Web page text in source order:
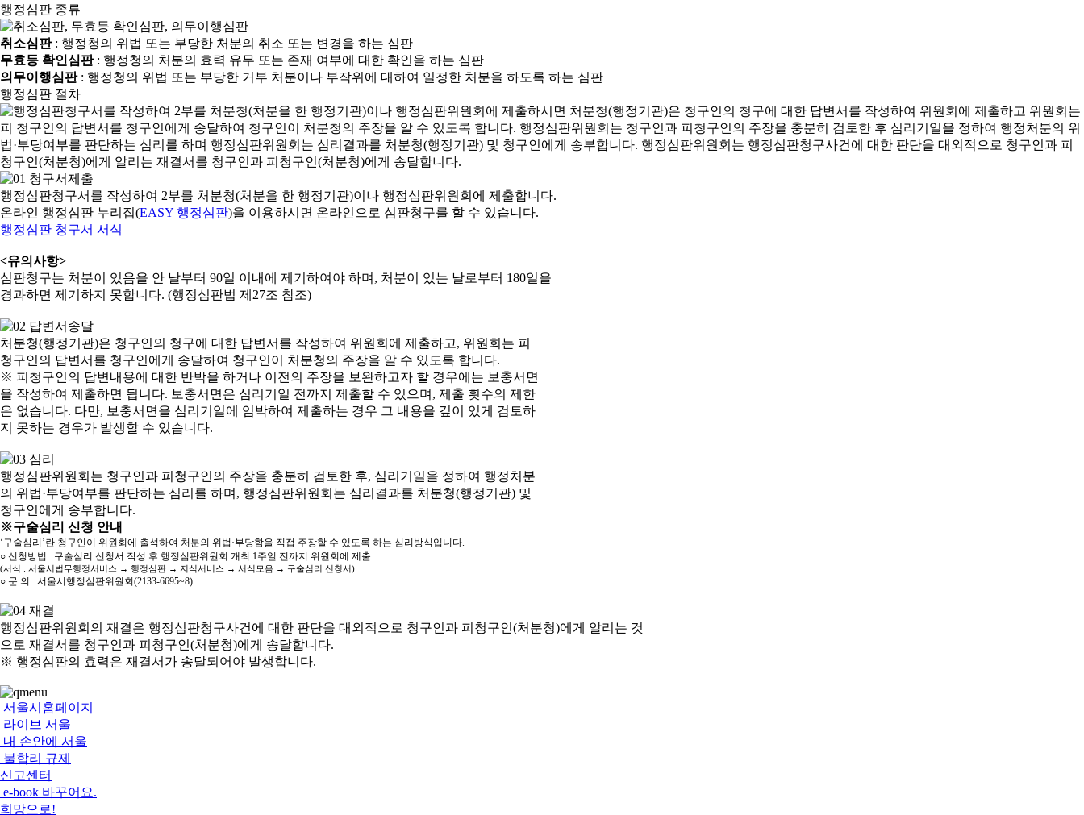
행정심판 종류
취소심판: 행정청의 위법 또는 부당한 처분의 취소 또는 변경을 하는 심판
무효등 확인심판: 행정청의 처분의 효력 유무 또는 존재 여부에 대한 확인을 하는 심판
의무이행심판: 행정청의 위법 또는 부당한 거부 처분이나 부작위에 대하여 일정한 처분을 하도록 하는 심판
행정심판 절차
행정심판청구서를 작성하여 2부를 처분청(처분을 한 행정기관)이나 행정심판위원회에 제출합니다.
온라인 행정심판 누리집(EASY 행정심판)을 이용하시면 온라인으로 심판청구를 할 수 있습니다.
행정심판 청구서 서식
<유의사항>
심판청구는 처분이 있음을 안 날부터 90일 이내에 제기하여야 하며, 처분이 있는 날로부터 180일을
경과하면 제기하지 못합니다. (행정심판법 제27조 참조)
처분청(행정기관)은 청구인의 청구에 대한 답변서를 작성하여 위원회에 제출하고, 위원회는 피
청구인의 답변서를 청구인에게 송달하여 청구인이 처분청의 주장을 알 수 있도록 합니다.
※ 피청구인의 답변내용에 대한 반박을 하거나 이전의 주장을 보완하고자 할 경우에는 보충서면
을 작성하여 제출하면 됩니다. 보충서면은 심리기일 전까지 제출할 수 있으며, 제출 횟수의 제한
은 없습니다. 다만, 보충서면을 심리기일에 임박하여 제출하는 경우 그 내용을 깊이 있게 검토하
지 못하는 경우가 발생할 수 있습니다.
행정심판위원회는 청구인과 피청구인의 주장을 충분히 검토한 후, 심리기일을 정하여 행정처분
의 위법·부당여부를 판단하는 심리를 하며, 행정심판위원회는 심리결과를 처분청(행정기관) 및
청구인에게 송부합니다.
※구술심리 신청 안내
‘구술심리’란 청구인이 위원회에 출석하여 처분의 위법·부당함을 직접 주장할 수 있도록 하는 심리방식입니다.
○ 신청방법 : 구술심리 신청서 작성 후 행정심판위원회 개최 1주일 전까지 위원회에 제출
(서식 : 서울시법무행정서비스 → 행정심판 → 지식서비스 → 서식모음 → 구술심리 신청서)
○ 문 의 : 서울시행정심판위원회(2133-6695~8)
행정심판위원회의 재결은 행정심판청구사건에 대한 판단을 대외적으로 청구인과 피청구인(처분청)에게 알리는 것
으로 재결서를 청구인과 피청구인(처분청)에게 송달합니다.
※ 행정심판의 효력은 재결서가 송달되어야 발생합니다.
서울시홈페이지
라이브 서울
내 손안에 서울
불합리 규제
신고센터
e-book 바꾸어요.
희망으로!